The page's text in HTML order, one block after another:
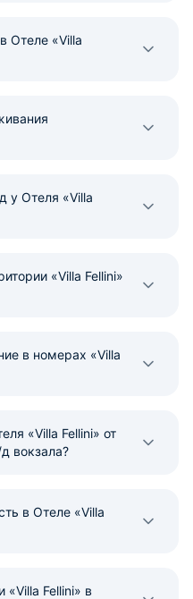
Отеле «Villa
у Отеля «Villa
«Villa Fellini»
в номерах «Villa
«Villa Fellini» от
вокзала?
в Отеле «Villa
«Villa Fellini» в